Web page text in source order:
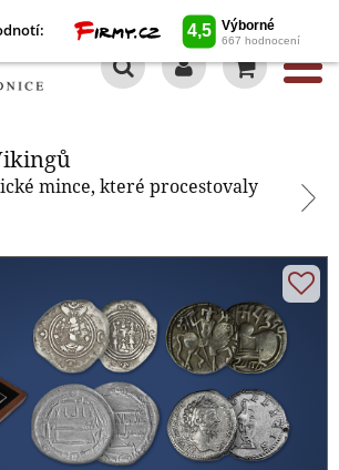
mince, které procestovaly
Vikingů